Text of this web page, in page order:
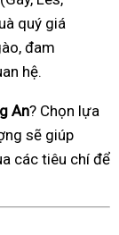
quý giá
đam
hệ.
An? Chọn lựa
sẽ giúp
các tiêu chí để